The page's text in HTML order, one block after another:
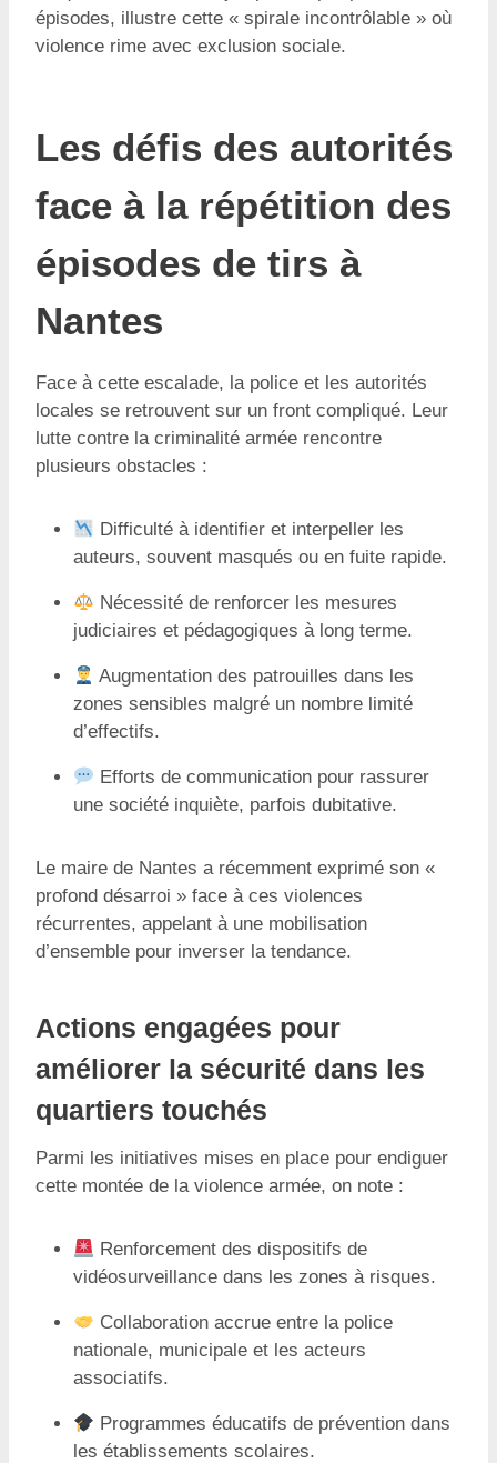
épisodes, illustre cette « spirale incontrôlable » où
violence rime avec exclusion sociale.
Les défis des autorités
face à la répétition des
épisodes de tirs à
Nantes
Face à cette escalade, la police et les autorités
locales se retrouvent sur un front compliqué. Leur
lutte contre la criminalité armée rencontre
plusieurs obstacles :
Difficulté à identifier et interpeller les
auteurs, souvent masqués ou en fuite rapide.
Nécessité de renforcer les mesures
judiciaires et pédagogiques à long terme.
Augmentation des patrouilles dans les
zones sensibles malgré un nombre limité
d’effectifs.
Efforts de communication pour rassurer
une société inquiète, parfois dubitative.
Le maire de Nantes a récemment exprimé son «
profond désarroi » face à ces violences
récurrentes, appelant à une mobilisation
d’ensemble pour inverser la tendance.
Actions engagées pour
améliorer la sécurité dans les
quartiers touchés
Parmi les initiatives mises en place pour endiguer
cette montée de la violence armée, on note :
Renforcement des dispositifs de
vidéosurveillance dans les zones à risques.
Collaboration accrue entre la police
nationale, municipale et les acteurs
associatifs.
Programmes éducatifs de prévention dans
les établissements scolaires.